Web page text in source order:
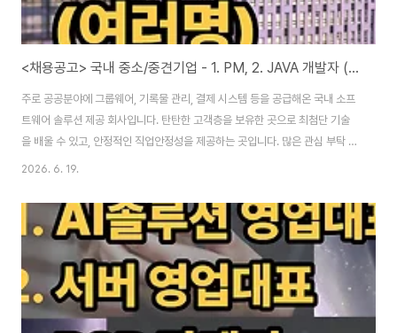
<채용공고> 국내 중소/중견기업 - 1. PM, 2. JAVA 개발자 (여러명) 채용 진행 중
주로 공공분야에 그룹웨어, 기록물 관리, 결제 시스템 등을 공급해온 국내 소프
트웨어 솔루션 제공 회사입니다. 탄탄한 고객층을 보유한 곳으로 최첨단 기술
을 배울 수 있고, 안정적인 직업안정성을 제공하는 곳입니다. 많은 관심 부탁 드
립니다. 1. PM 2. JAVA 개발자 (여러 명) ★ 보다 자세한 내용은 아래 글 참고
headhunter/224320480842 (채용공고) 국내중견기업 - PM, JAVA개
발자, 여러명 포지션 오픈그룹웨어, 기록관리시스템, 온나라 시스템 등 주로 공
공분야 업무혁신 솔루션을 공급하는 전문 기업입니다....blog.naver.com
2026. 6. 19.